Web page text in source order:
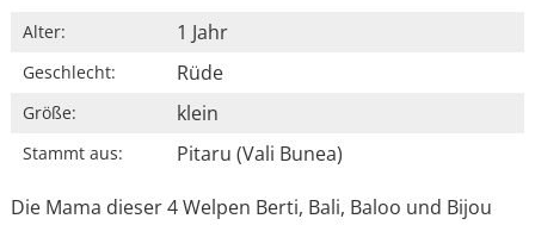
Alter: 1 Jahr
Geschlecht: Rüde
Größe: klein
Stammt aus: Pitaru (Vali Bunea)
Die Mama dieser 4 Welpen Berti, Bali, Baloo und Bijou